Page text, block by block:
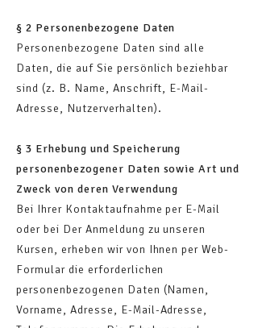
§ 2 Personenbezogene Daten
Personenbezogene Daten sind alle
Daten, die auf Sie persönlich beziehbar
sind (z. B. Name, Anschrift, E-Mail-
Adresse, Nutzerverhalten).
§ 3 Erhebung und Speicherung
personenbezogener Daten sowie Art und
Zweck von deren Verwendung
Bei Ihrer Kontaktaufnahme per E-Mail
oder bei Der Anmeldung zu unseren
Kursen, erheben wir von Ihnen per Web-
Formular die erforderlichen
personenbezogenen Daten (Namen,
Vorname, Adresse, E-Mail-Adresse,